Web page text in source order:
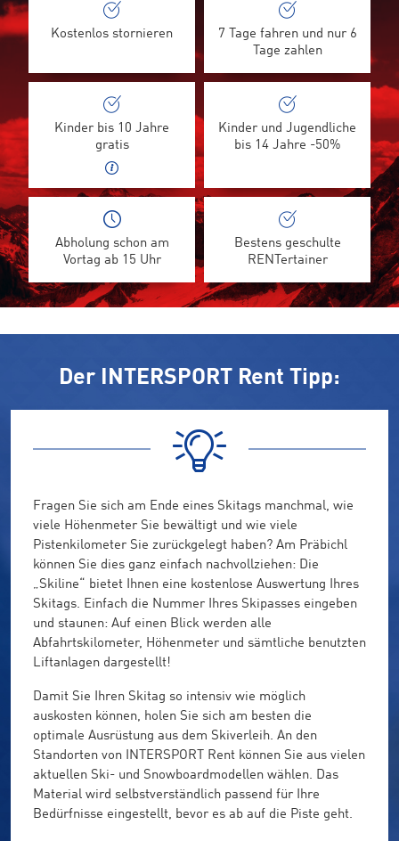
Kostenlos stornieren
7 Tage fahren und nur 6
Tage zahlen
Kinder bis 10 Jahre
gratis
Kinder und Jugendliche
bis 14 Jahre -50%
Abholung schon am
Vortag ab 15 Uhr
Bestens geschulte
RENTertainer
Der INTERSPORT Rent Tipp:
Fragen Sie sich am Ende eines Skitags manchmal, wie
viele Höhenmeter Sie bewältigt und wie viele
Pistenkilometer Sie zurückgelegt haben? Am Präbichl
können Sie dies ganz einfach nachvollziehen: Die
„Skiline“ bietet Ihnen eine kostenlose Auswertung Ihres
Skitags. Einfach die Nummer Ihres Skipasses eingeben
und staunen: Auf einen Blick werden alle
Abfahrtskilometer, Höhenmeter und sämtliche benutzten
Liftanlagen dargestellt!
Damit Sie Ihren Skitag so intensiv wie möglich
auskosten können, holen Sie sich am besten die
optimale Ausrüstung aus dem Skiverleih. An den
Standorten von INTERSPORT Rent können Sie aus vielen
aktuellen Ski- und Snowboardmodellen wählen. Das
Material wird selbstverständlich passend für Ihre
Bedürfnisse eingestellt, bevor es ab auf die Piste geht.